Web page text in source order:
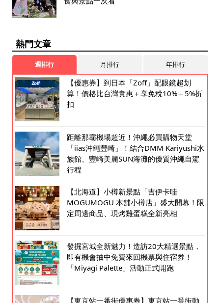
熱門文章
週排行 月排行 年排行
【優惠券】到日本「Zoff」配眼鏡超划
算！價格比台灣實惠＋享免稅10%＋5%折
扣
距離那霸機場超近！沖繩必買購物天堂
「iias沖繩豐崎」！結合DMM Kariyushi水
族館、豐崎美麗SUN海灘的優質沖繩自駕
行程
【北海道】小樽新景點「吉伊卡哇
MOGUMOGU 本舖小樽店」盛大開幕！限
定周邊商品、現烤雞蛋糕全新亮相
發掘宮城全新魅力！造訪20大精選景點，
即有機會抽中免費來回機票與住宿券！
「Miyagi Palette」活動正式開跑
【東京站一番街優惠券】東京站一番街動